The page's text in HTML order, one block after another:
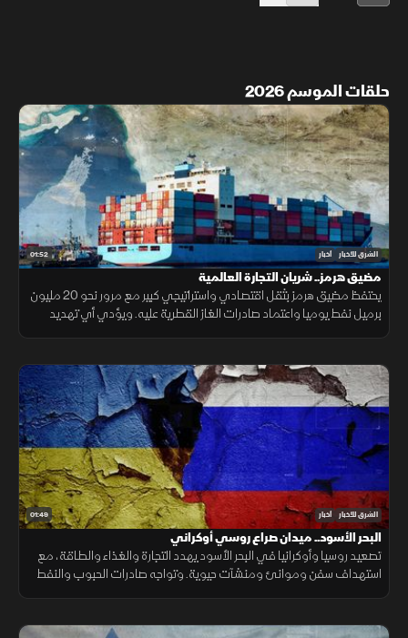
حلقات الموسم 2026
01:52 الشرق للأخبار أخبار
مضيق هرمز.. شريان التجارة العالمية
يحتفظ مضيق هرمز بثقل اقتصادي واستراتيجي كبير مع مرور نحو 20 مليون
برميل نفط يوميا واعتماد صادرات الغاز القطرية عليه. ويؤدي أي تهديد
01:49 الشرق للأخبار أخبار
البحر الأسود.. ميدان صراع روسي أوكراني
تصعيد روسيا وأوكرانيا في البحر الأسود يهدد التجارة والغذاء والطاقة، مع
استهداف سفن وموانئ ومنشآت حيوية. وتواجه صادرات الحبوب والنفط